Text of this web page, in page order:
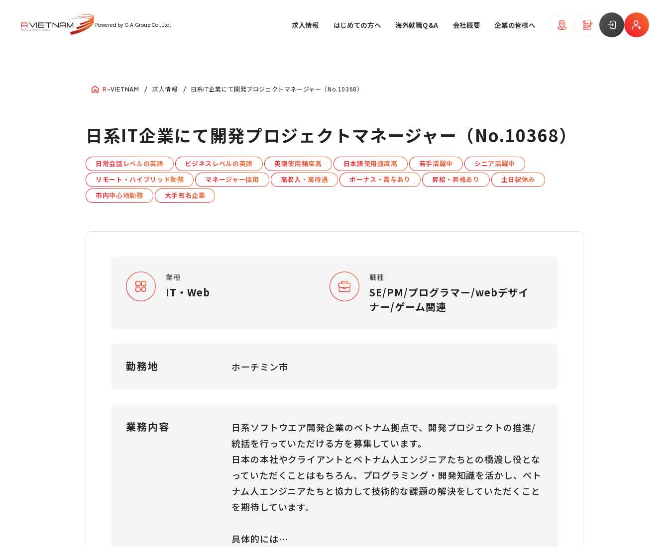
Powered by G.A.Group Co.,Ltd. 求人情報 はじめての方へ 海外就職Q&A 会社概要 企業の皆様へ
R -VIETNAM 求人情報 日系IT企業にて開発プロジェクトマネージャー（No.10368）
日系IT企業にて開発プロジェクトマネージャー（No.10368）
日常会話レベルの英語 ビジネスレベルの英語 英語使用頻度高 日本語使用頻度高 若手活躍中
シニア活躍中
リモート・ハイブリッド勤務
マネージャー採用 高収入・高待遇 ボーナス・賞与あり 昇給・昇格あり
土日祝休み
市内中心地勤務
大手有名企業
業種
IT・Web
職種
SE/PM/プログラマー/webデザイ
ナー/ゲーム関連
勤務地 ホーチミン市
業務内容
日系ソフトウエア開発企業のベトナム拠点で、開発プロジェクトの推進/
統括を行っていただける方を募集しています。
日本の本社やクライアントとベトナム人エンジニアたちとの橋渡し役とな
っていただくことはもちろん、プログラミング・開発知識を活かし、ベト
ナム人エンジニアたちと協力して技術的な課題の解決をしていただくこと
を期待しています。
具体的には…